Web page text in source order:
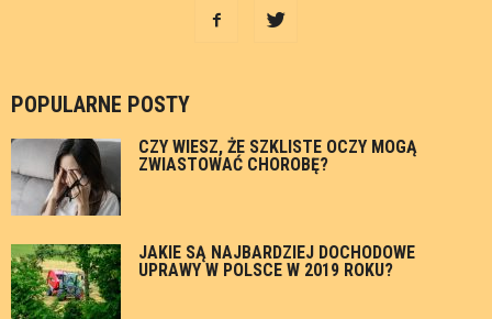
POPULARNE POSTY
CZY WIESZ, ŻE SZKLISTE OCZY MOGĄ
ZWIASTOWAĆ CHOROBĘ?
JAKIE SĄ NAJBARDZIEJ DOCHODOWE
UPRAWY W POLSCE W 2019 ROKU?